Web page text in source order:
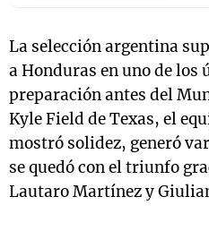
La selección argentina
a Honduras en uno de
preparación antes del
Kyle Field de Texas, el
mostró solidez, generó
se quedó con el triunfo
Lautaro Martínez y